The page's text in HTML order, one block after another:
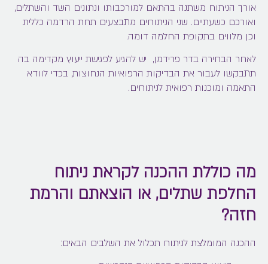
אורך הניתוח משתנה בהתאם למורכבותו ונתונים השד והשתלים,
ואורכם כשעתיים. שני הניתוחים מתבצעים תחת הרדמה כללית
וכן מלווים בתקופת החלמה דומה.
לאחר הבחירה בדר פרידמן, יש להגיע לפגישת ייעוץ מקדימה בה
תתבקשו לעבור את הבדיקות הרפואיות הנחוצות, בכדי לוודא
התאמה ומוכנות רפואית לניתוחים.
מה כוללת ההכנה לקראת ניתוח
החלפת שתלים, או הוצאתם והרמת
חזה?
ההכנה המומלצת לניתוח תכלול את השלבים הבאים: